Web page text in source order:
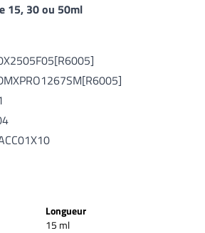
15, 30 ou 50ml
Longueur
15 ml